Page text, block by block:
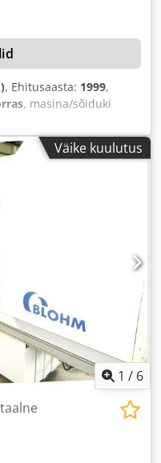
, Ehitusaasta: 1999,
, masina/sõiduki
liikumisteekond:550 mm,
kiirus:
Väike kuulutus
1 / 6